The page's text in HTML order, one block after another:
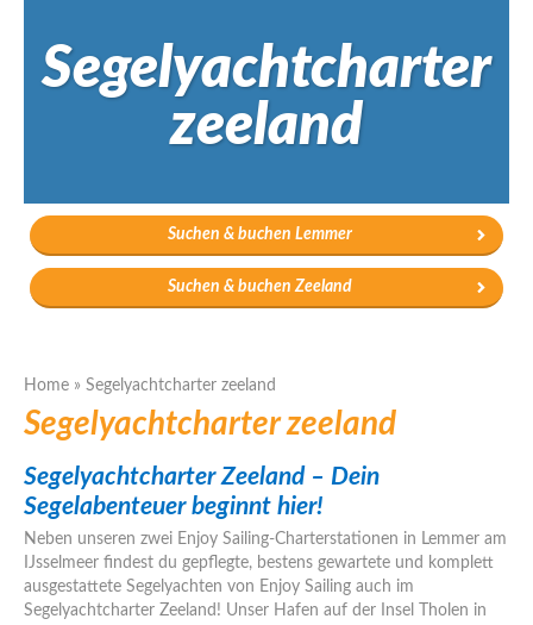
Segelyachtcharter
zeeland
Suchen & buchen Lemmer
Suchen & buchen Zeeland
Home » Segelyachtcharter zeeland
Segelyachtcharter zeeland
Segelyachtcharter Zeeland – Dein
Segelabenteuer beginnt hier!
Neben unseren zwei Enjoy Sailing-Charterstationen in Lemmer am
IJsselmeer findest du gepflegte, bestens gewartete und komplett
ausgestattete Segelyachten von Enjoy Sailing auch im
Segelyachtcharter Zeeland! Unser Hafen auf der Insel Tholen in